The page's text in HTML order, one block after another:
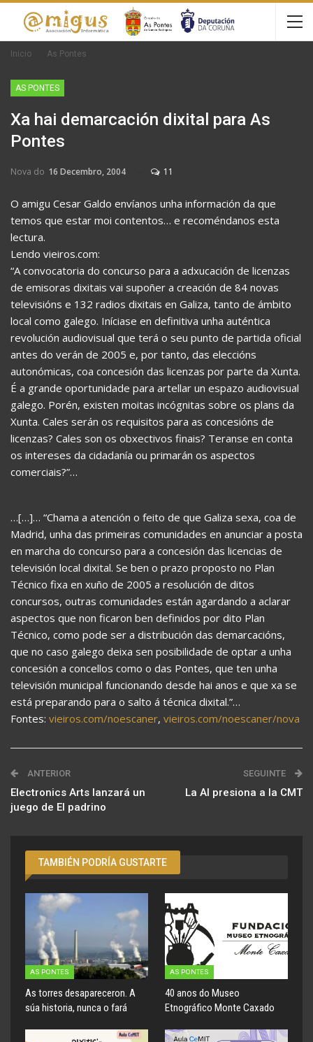
Inicio As Pontes
AS PONTES
Xa hai demarcación dixital para As
Pontes
Nova do 16 Decembro, 2004 11
O amigu Cesar Galdo envíanos unha información da que
temos que estar moi contentos… e recoméndanos esta
lectura.
Lendo vieiros.com:
“A convocatoria do concurso para a adxucación de licenzas
de emisoras dixitais vai supoñer a creación de 84 novas
televisións e 132 radios dixitais en Galiza, tanto de ámbito
local como galego. Iníciase en definitiva unha auténtica
revolución audiovisual que terá o seu punto de partida oficial
antes do verán de 2005 e, por tanto, das eleccións
autonómicas, coa concesión das licenzas por parte da Xunta.
É a grande oportunidade para artellar un espazo audiovisual
galego. Porén, existen moitas incógnitas sobre os plans da
Xunta. Cales serán os requisitos para as concesións de
licenzas? Cales son os obxectivos finais? Teranse en conta
os intereses da cidadanía ou primarán os aspectos
comerciais?”…
…[…]… “Chama a atención o feito de que Galiza sexa, coa de
Madrid, unha das primeiras comunidades en anunciar a posta
en marcha do concurso para a concesión das licencias de
televisión local dixital. Se ben o prazo proposto no Plan
Técnico fixa en xuño de 2005 a resolución de ditos
concursos, outras comunidades están agardando a aclarar
aspectos que non ficaron ben definidos por dito Plan
Técnico, como pode ser a distribución das demarcacións,
que no caso galego deixa sen posibilidade de optar a unha
concesión a concellos como o das Pontes, que ten unha
televisión municipal funcionando desde hai anos e que xa se
está preparando para o salto á técnica dixital.”…
Fontes: vieiros.com/noescaner, vieiros.com/noescaner/nova
ANTERIOR
Electronics Arts lanzará un
juego de El padrino
SEGUINTE
La AI presiona a la CMT
TAMBIÉN PODRÍA GUSTARTE
AS PONTES
As torres desapareceron. A
súa historia, nunca o fará
AS PONTES
40 anos do Museo
Etnográfico Monte Caxado